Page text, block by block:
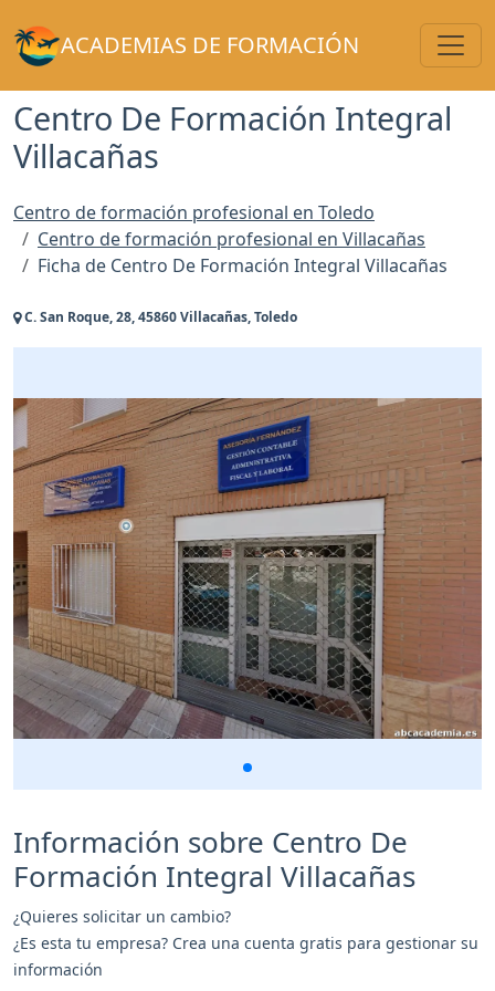
ACADEMIAS DE FORMACIÓN
Centro De Formación Integral
Villacañas
Centro de formación profesional en Toledo
Centro de formación profesional en Villacañas
Ficha de Centro De Formación Integral Villacañas
C. San Roque, 28, 45860 Villacañas, Toledo
Información sobre Centro De
Formación Integral Villacañas
¿Quieres solicitar un cambio?
¿Es esta tu empresa? Crea una cuenta gratis para gestionar su
información